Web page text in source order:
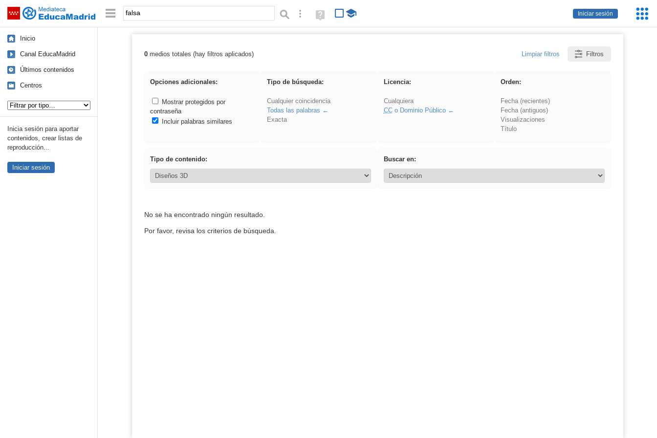
Saltar navegación
Iniciar sesión
Palabra o frase: Búsqueda avanzada
Ayuda
(en
Inicio
Canal EducaMadrid
Últimos contenidos
Centros
Inicia sesión para aportar
contenidos, crear listas de
reproducción...
Iniciar sesión
Resultados de: falsa
0medios totales (hay filtros aplicados) Limpiar filtros Filtros
Opciones adicionales:
Mostrar protegidos por
contraseña
Incluir palabras similares
Tipo de búsqueda:
Cualquier coincidencia
Todas las palabras
Exacta
Licencia:
Cualquiera
CCo Dominio Público
Orden:
Fecha (recientes)
Fecha (antiguos)
Visualizaciones
Título
Tipo de contenido: Buscar en:
No se ha encontrado ningún resultado.
Por favor, revisa los criterios de búsqueda.